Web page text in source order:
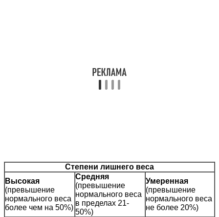
Степени лишнего веса
Высокая
(превышение
нормального веса
более чем на 50%)
Средняя
(превышение
нормального веса
в пределах 21-
50%)
Умеренная
(превышение
нормального веса
не более 20%)